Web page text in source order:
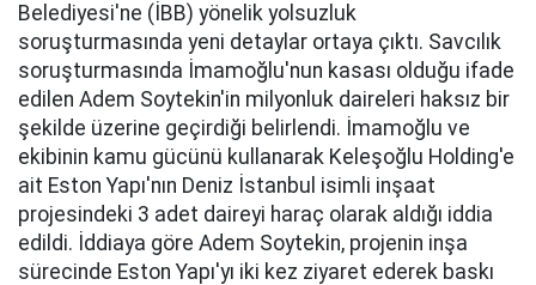
Belediyesi'ne (İBB) yönelik yolsuzluk
soruşturmasında yeni detaylar ortaya çıktı. Savcılık
soruşturmasında İmamoğlu'nun kasası olduğu ifade
edilen Adem Soytekin'in milyonluk daireleri haksız bir
şekilde üzerine geçirdiği belirlendi. İmamoğlu ve
ekibinin kamu gücünü kullanarak Keleşoğlu Holding'e
ait Eston Yapı'nın Deniz İstanbul isimli inşaat
projesindeki 3 adet daireyi haraç olarak aldığı iddia
edildi. İddiaya göre Adem Soytekin, projenin inşa
sürecinde Eston Yapı'yı iki kez ziyaret ederek baskı